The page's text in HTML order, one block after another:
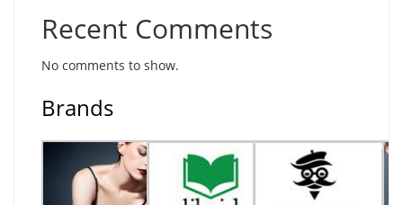
Recent Comments
No comments to show.
Brands